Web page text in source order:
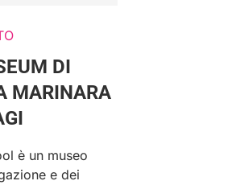
DI
MARINARA
è un museo
e dei